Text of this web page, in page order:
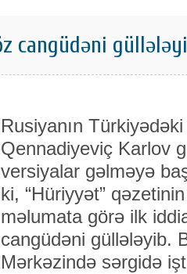
cangüdəni
Rusiyanın
Qennadiyeviç Karlov
versiyalar gəlməyə
ki, “Hüriyyət”
məlumata görə ilk
cangüdəni güllələyib.
Mərkəzində sərgidə